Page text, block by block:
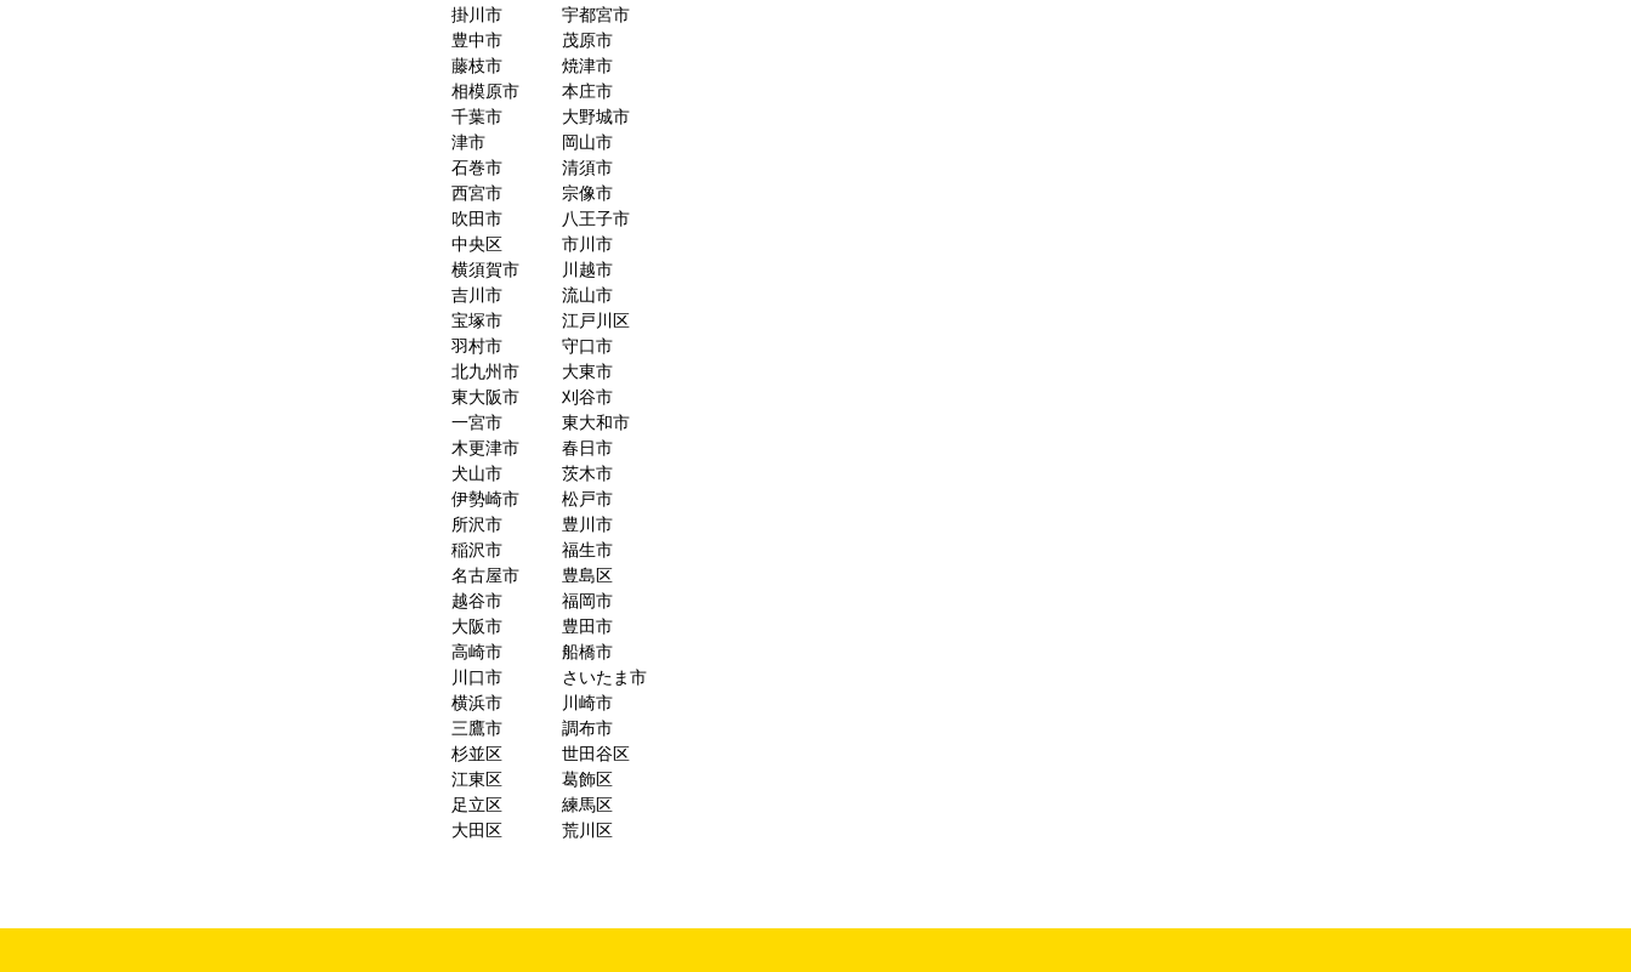
掛川市
宇都宮市
豊中市
茂原市
藤枝市
焼津市
相模原市
本庄市
千葉市
大野城市
津市
岡山市
石巻市
清須市
西宮市
宗像市
吹田市
八王子市
中央区
市川市
横須賀市
川越市
吉川市
流山市
宝塚市
江戸川区
羽村市
守口市
北九州市
大東市
東大阪市
刈谷市
一宮市
東大和市
木更津市
春日市
犬山市
茨木市
伊勢崎市
松戸市
所沢市
豊川市
稲沢市
福生市
名古屋市
豊島区
越谷市
福岡市
大阪市
豊田市
高崎市
船橋市
川口市
さいたま市
横浜市
川崎市
三鷹市
調布市
杉並区
世田谷区
江東区
葛飾区
足立区
練馬区
大田区
荒川区